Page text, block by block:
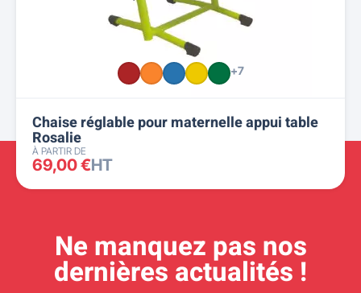
+7
Chaise réglable pour maternelle appui table
Rosalie
À PARTIR DE
69,00 €HT
Ne manquez pas nos
dernières actualités !